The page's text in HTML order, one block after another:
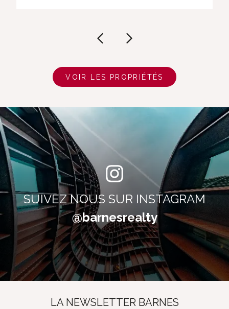
VOIR LES PROPRIÉTÉS
SUIVEZ NOUS SUR INSTAGRAM
@barnesrealty
LA NEWSLETTER BARNES